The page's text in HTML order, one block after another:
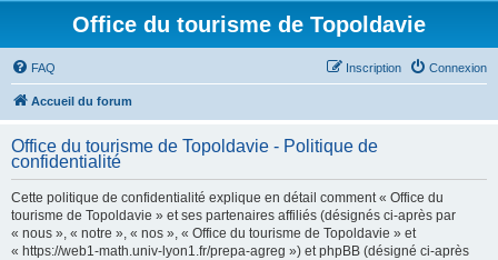
Office du tourisme de Topoldavie
FAQ Connexion
Inscription
Accueil du forum
Office du tourisme de Topoldavie - Politique de
confidentialité
Cette politique de confidentialité explique en détail comment « Office du
tourisme de Topoldavie » et ses partenaires affiliés (désignés ci-après par
« nous », « notre », « nos », « Office du tourisme de Topoldavie » et
« https://web1-math.univ-lyon1.fr/prepa-agreg ») et phpBB (désigné ci-après